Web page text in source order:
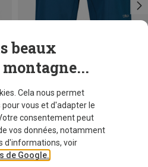
CMP
Cuissard court homme
CHF 64,60
M XL XXL
4XL
beaux
Cela nous permet
vous et d'adapter le
consentement peut
vos données, notamment
d'informations, voir
de Google.